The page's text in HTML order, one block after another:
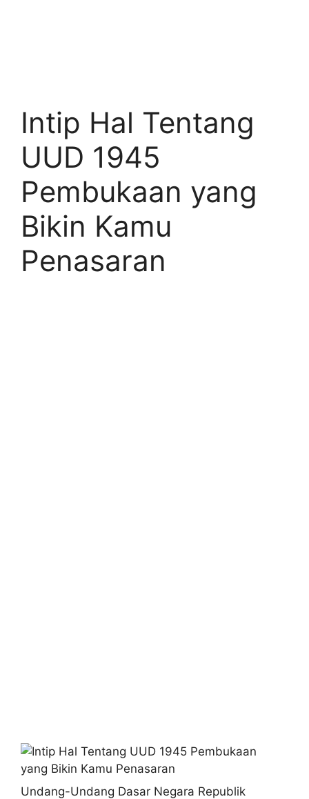
Intip Hal Tentang
UUD 1945
Pembukaan yang
Bikin Kamu
Penasaran
Undang-Undang Dasar Negara Republik